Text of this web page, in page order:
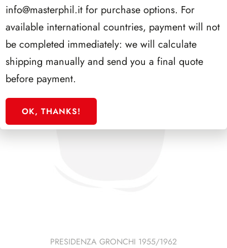
PRESIDENZA GRONCHI 1955/1962
info@masterphil.it for purchase options. For
available international countries, payment will not
be completed immediately: we will calculate
shipping manually and send you a final quote
before payment.
OK, THANKS!